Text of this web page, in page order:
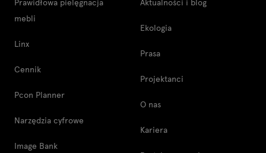
mebli
Linx
Cennik
Pcon Planner
Narzędzia cyfrowe
Image Bank
Ekologia
Prasa
Projektanci
O nas
Kariera